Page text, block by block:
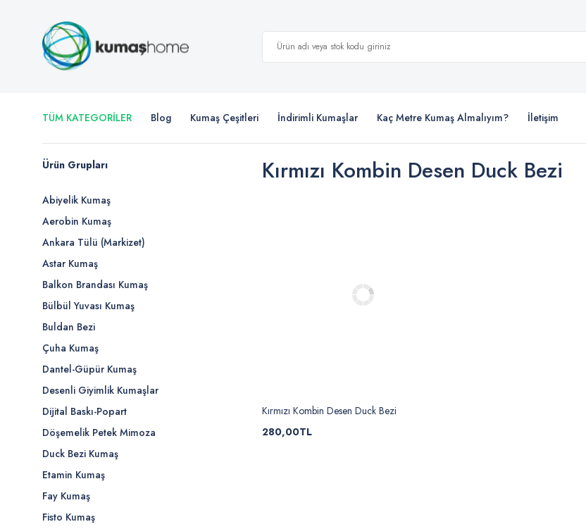
TÜM KATEGORİLER Blog Kumaş Çeşitleri İndirimli Kumaşlar Kaç Metre Kumaş Almalıyım? İletişim
Ürün Grupları
Abiyelik Kumaş
Aerobin Kumaş
Ankara Tülü (Markizet)
Astar Kumaş
Balkon Brandası Kumaş
Bülbül Yuvası Kumaş
Buldan Bezi
Çuha Kumaş
Dantel-Güpür Kumaş
Desenli Giyimlik Kumaşlar
Dijital Baskı-Popart
Döşemelik Petek Mimoza
Duck Bezi Kumaş
Etamin Kumaş
Fay Kumaş
Fisto Kumaş
Kırmızı Kombin Desen Duck Bezi
Kırmızı Kombin Desen Duck Bezi
280,00TL